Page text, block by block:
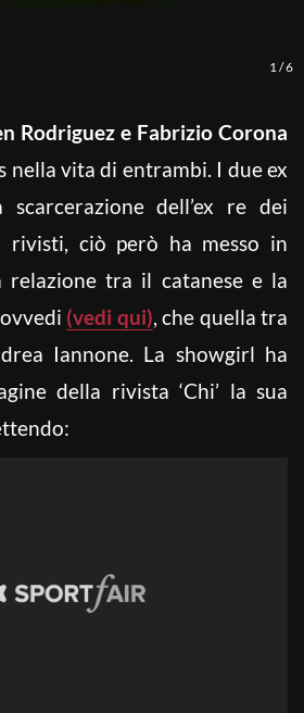
1 /6
Rodriguez e Fabrizio Corona
nella vita di entrambi. I due ex
dell’ex re dei
rivisti, ciò però ha messo in
relazione tra il catanese e la
(vedi qui), che quella tra
Iannone. La showgirl ha
della rivista ‘Chi’ la sua